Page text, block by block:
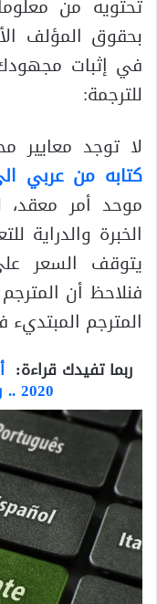
تحتويه من
بحقوق المؤلف
في إثبات
للترجمة:
لا توجد معايير
كتابه من عربي
موحد أمر معقد،
الخبرة والدراية
يتوقف السعر
فنلاحظ أن
المترجم
ربما تفيدك قراءة:
2020 .. وأفضل شركات الترجمة